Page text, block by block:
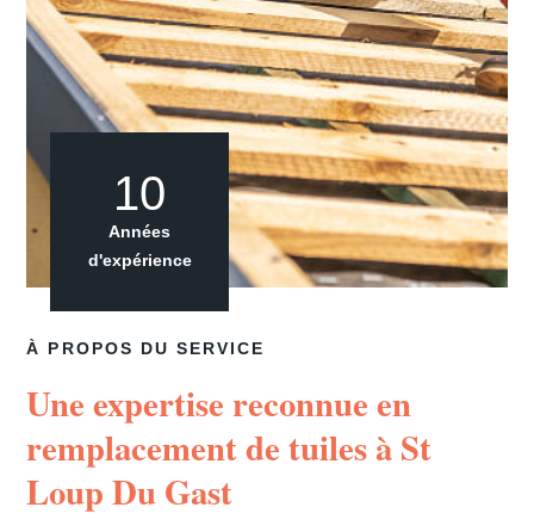
À PROPOS DU SERVICE
Une expertise reconnue en
remplacement de tuiles à St
Loup Du Gast
10
Années
d'expérience